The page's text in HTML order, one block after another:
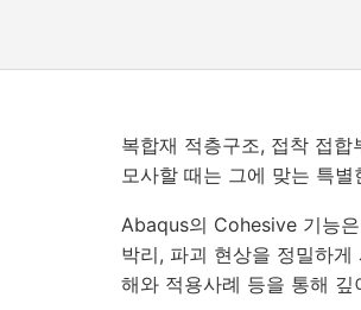
복합재 적층구조, 접착 접
모사할 때는 그에 맞는 특
Abaqus의 Cohesive 기능
박리, 파괴 현상을 정밀하
해와 적용사례 등을 통해